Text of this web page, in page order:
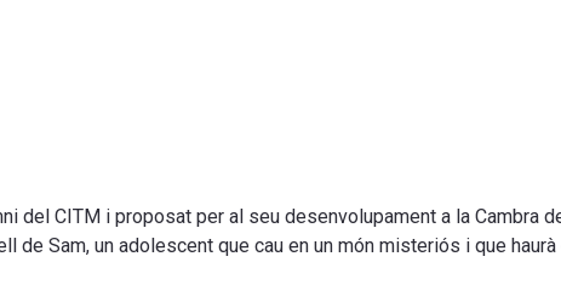
del CITM i proposat per al seu desenvolupament a la Cambra
de Sam, un adolescent que cau en un món misteriós i que haurà